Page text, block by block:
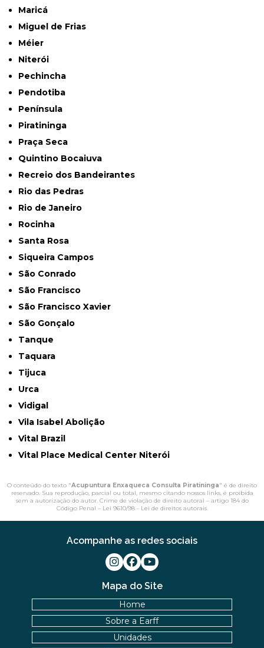
Maricá
Miguel de Frias
Méier
Niterói
Pechincha
Pendotiba
Península
Piratininga
Praça Seca
Quintino Bocaiuva
Recreio dos Bandeirantes
Rio das Pedras
Rio de Janeiro
Rocinha
Santa Rosa
Siqueira Campos
São Conrado
São Francisco
São Francisco Xavier
São Gonçalo
Tanque
Taquara
Tijuca
Urca
Vidigal
Vila Isabel Abolição
Vital Brazil
Vital Place Medical Center Niterói
O conteúdo do texto "Acupuntura Enxaqueca Consulta Piratininga" é de direito
reservado. Sua reprodução, parcial ou total, mesmo citando nossos links, é proibida
sem a autorização do autor. Crime de violação de direito autoral – artigo 184 do
Código Penal – Lei 9610/98 - Lei de direitos autorais.
Mapa do Site
Home
Sobre a Earff
Unidades
Acompanhe as redes sociais